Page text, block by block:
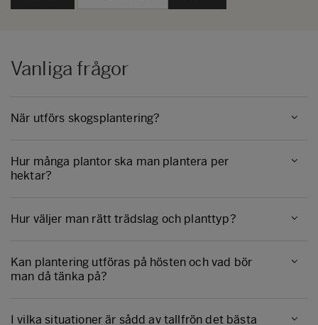
Vanliga frågor
När utförs skogsplantering?
Planteringssäsongen inleds på våren när marken har
utföras på hösten i augusti–september.
Hur många plantor ska man plantera per
hektar?
Hur väljer man rätt trädslag och planttyp?
Rätt trädslag väljs baserat på ståndorten: gran och
kan hjälpa dig att välja rätt trädslag och planttyp.
Kan plantering utföras på hösten och vad bör
man då tänka på?
I vilka situationer är sådd av tallfrön det bästa